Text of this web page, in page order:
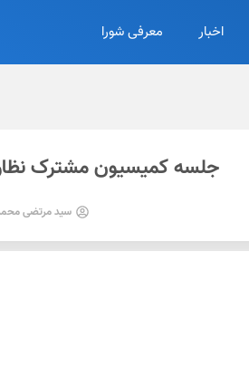
اخبار معرفی شورا
جلسه کمیسیون مشترک
سید مرتضی